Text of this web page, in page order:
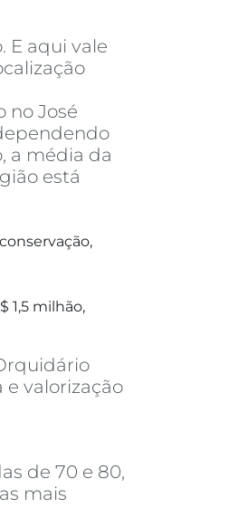
E aqui vale
no José
a média da
está
1,5 milhão,
valorização
de 70 e 80,
mais